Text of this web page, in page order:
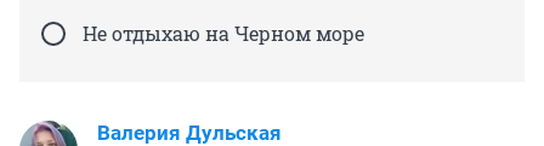
Не отдыхаю на Черном море
Валерия Дульская